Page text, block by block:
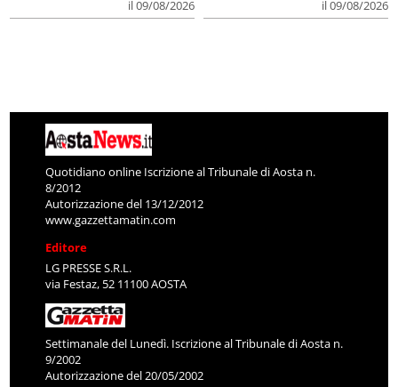
il 09/08/2026
il 09/08/2026
Quotidiano online Iscrizione al Tribunale di Aosta n.
8/2012
Autorizzazione del 13/12/2012
www.gazzettamatin.com
Editore
LG PRESSE S.R.L.
via Festaz, 52 11100 AOSTA
Settimanale del Lunedì. Iscrizione al Tribunale di Aosta n.
9/2002
Autorizzazione del 20/05/2002